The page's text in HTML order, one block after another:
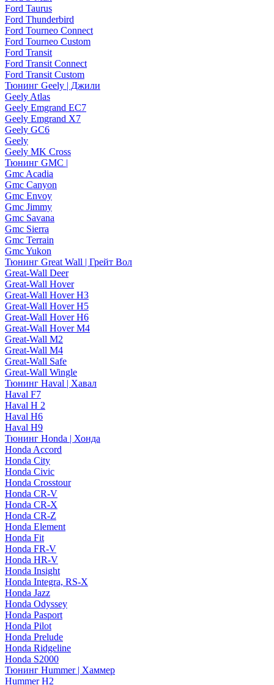
Ford Taurus
Ford Thunderbird
Ford Tourneo Connect
Ford Tourneo Custom
Ford Transit
Ford Transit Connect
Ford Transit Custom
Тюнинг Geely | Джили
Geely Atlas
Geely Emgrand EC7
Geely Emgrand X7
Geely GC6
Geely
Geely MK Cross
Тюнинг GMC |
Gmc Acadia
Gmc Canyon
Gmc Envoy
Gmc Jimmy
Gmc Savana
Gmc Sierra
Gmc Terrain
Gmc Yukon
Тюнинг Great Wall | Грейт Вол
Great-Wall Deer
Great-Wall Hover
Great-Wall Hover H3
Great-Wall Hover H5
Great-Wall Hover H6
Great-Wall Hover M4
Great-Wall M2
Great-Wall M4
Great-Wall Safe
Great-Wall Wingle
Тюнинг Haval | Хавал
Haval F7
Haval H 2
Haval H6
Haval H9
Тюнинг Honda | Хонда
Honda Accord
Honda City
Honda Civic
Honda Crosstour
Honda CR-V
Honda CR-X
Honda CR-Z
Honda Element
Honda Fit
Honda FR-V
Honda HR-V
Honda Insight
Honda Integra, RS-X
Honda Jazz
Honda Odyssey
Honda Pasport
Honda Pilot
Honda Prelude
Honda Ridgeline
Honda S2000
Тюнинг Hummer | Хаммер
Hummer H2